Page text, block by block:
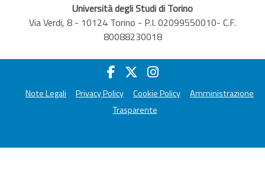
Università degli Studi di Torino
Via Verdi, 8 - 10124 Torino - P.I. 02099550010- C.F.
80088230018
Note Legali Privacy Policy Cookie Policy
Amministrazione
Trasparente